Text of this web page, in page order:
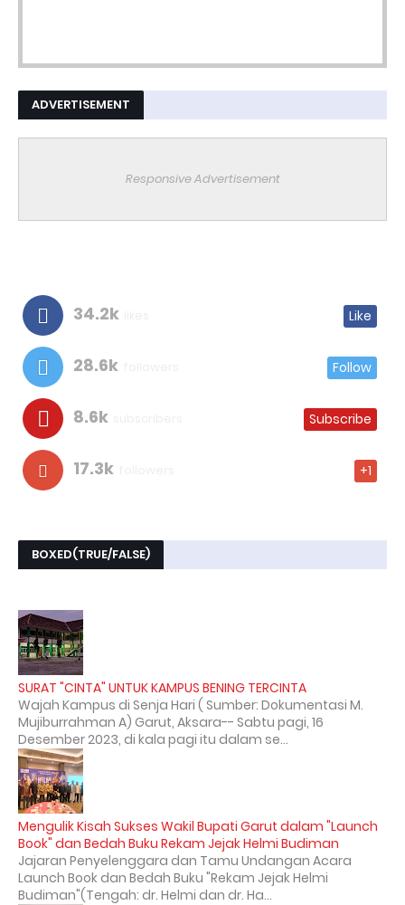
ADVERTISEMENT
Responsive Advertisement
34.2k Like
28.6k Follow
8.6k Subscribe
17.3k +1
BOXED(TRUE/FALSE)
SURAT "CINTA" UNTUK KAMPUS BENING TERCINTA
Wajah Kampus di Senja Hari ( Sumber: Dokumentasi M.
Mujiburrahman A) Garut, Aksara-- Sabtu pagi, 16
Desember 2023, di kala pagi itu dalam se...
Mengulik Kisah Sukses Wakil Bupati Garut dalam "Launch
Book" dan Bedah Buku Rekam Jejak Helmi Budiman
Jajaran Penyelenggara dan Tamu Undangan Acara
Launch Book dan Bedah Buku "Rekam Jejak Helmi
Budiman"(Tengah: dr. Helmi dan dr. Ha...